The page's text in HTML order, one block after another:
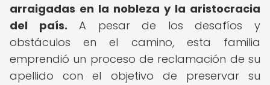
arraigadas en la nobleza y la aristocracia
del país. A pesar de los desafíos y
obstáculos en el camino, esta familia
emprendió un proceso de reclamación de su
apellido con el objetivo de preservar su